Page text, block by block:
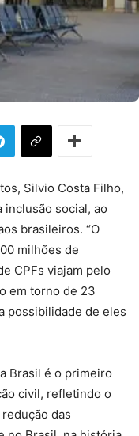
Silvio Costa Filho,
inclusão social, ao
brasileiros. “O
milhões de
CPFs viajam pelo
em torno de 23
possibilidade de eles
Brasil é o primeiro
civil, refletindo o
das